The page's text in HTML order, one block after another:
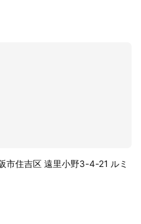
市住吉区 遠里小野3-4-21 ルミ